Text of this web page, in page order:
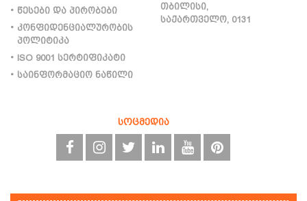
წესები და პირობები
კონფიდენციალურობის
პოლიტიკა
ISO 9001 სერტიფიკატი
საინფორმაციო ნაწილი
თბილისი,
საქართველო, 0131
სოცმედია